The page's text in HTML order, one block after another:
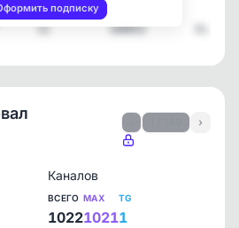
11 108852
подписку
›
Каналов
ВСЕГО
1022
MAX
1021
TG
1